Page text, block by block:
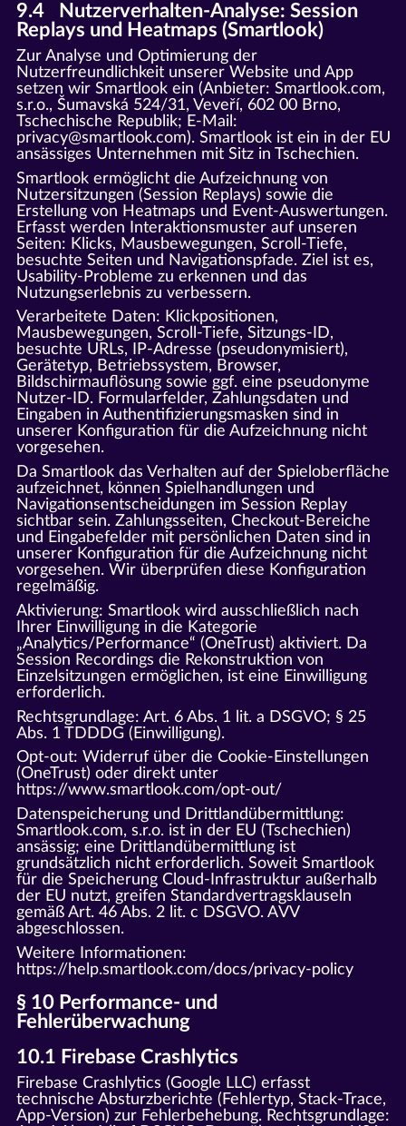
9.4 Nutzerverhalten-Analyse: Session
Replays und Heatmaps (Smartlook)
Zur Analyse und Optimierung der
Nutzerfreundlichkeit unserer Website und App
setzen wir Smartlook ein (Anbieter: Smartlook.com,
s.r.o., Šumavská 524/31, Veveří, 602 00 Brno,
Tschechische Republik; E-Mail:
privacy@smartlook.com). Smartlook ist ein in der EU
ansässiges Unternehmen mit Sitz in Tschechien.
Smartlook ermöglicht die Aufzeichnung von
Nutzersitzungen (Session Replays) sowie die
Erstellung von Heatmaps und Event-Auswertungen.
Erfasst werden Interaktionsmuster auf unseren
Seiten: Klicks, Mausbewegungen, Scroll-Tiefe,
besuchte Seiten und Navigationspfade. Ziel ist es,
Usability-Probleme zu erkennen und das
Nutzungserlebnis zu verbessern.
Verarbeitete Daten: Klickpositionen,
Mausbewegungen, Scroll-Tiefe, Sitzungs-ID,
besuchte URLs, IP-Adresse (pseudonymisiert),
Gerätetyp, Betriebssystem, Browser,
Bildschirmauflösung sowie ggf. eine pseudonyme
Nutzer-ID. Formularfelder, Zahlungsdaten und
Eingaben in Authentifizierungsmasken sind in
unserer Konfiguration für die Aufzeichnung nicht
vorgesehen.
Da Smartlook das Verhalten auf der Spieloberfläche
aufzeichnet, können Spielhandlungen und
Navigationsentscheidungen im Session Replay
sichtbar sein. Zahlungsseiten, Checkout-Bereiche
und Eingabefelder mit persönlichen Daten sind in
unserer Konfiguration für die Aufzeichnung nicht
vorgesehen. Wir überprüfen diese Konfiguration
regelmäßig.
Aktivierung: Smartlook wird ausschließlich nach
Ihrer Einwilligung in die Kategorie
„Analytics/Performance“ (OneTrust) aktiviert. Da
Session Recordings die Rekonstruktion von
Einzelsitzungen ermöglichen, ist eine Einwilligung
erforderlich.
Rechtsgrundlage: Art. 6 Abs. 1 lit. a DSGVO; § 25
Abs. 1 TDDDG (Einwilligung).
Opt-out: Widerruf über die Cookie-Einstellungen
(OneTrust) oder direkt unter
https://www.smartlook.com/opt-out/
Datenspeicherung und Drittlandübermittlung:
Smartlook.com, s.r.o. ist in der EU (Tschechien)
ansässig; eine Drittlandübermittlung ist
grundsätzlich nicht erforderlich. Soweit Smartlook
für die Speicherung Cloud-Infrastruktur außerhalb
der EU nutzt, greifen Standardvertragsklauseln
gemäß Art. 46 Abs. 2 lit. c DSGVO. AVV
abgeschlossen.
Weitere Informationen:
https://help.smartlook.com/docs/privacy-policy
§ 10 Performance- und
Fehlerüberwachung
10.1 Firebase Crashlytics
Firebase Crashlytics (Google LLC) erfasst
technische Absturzberichte (Fehlertyp, Stack-Trace,
App-Version) zur Fehlerbehebung. Rechtsgrundlage: